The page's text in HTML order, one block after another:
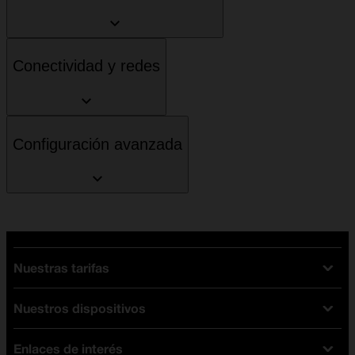
Conectividad y redes
Configuración avanzada
Nuestras tarifas
Tarifas Orange
Tarifas fibra y móvil
Nuestros dispositivos
Ofertas en móviles
Enlaces de interés